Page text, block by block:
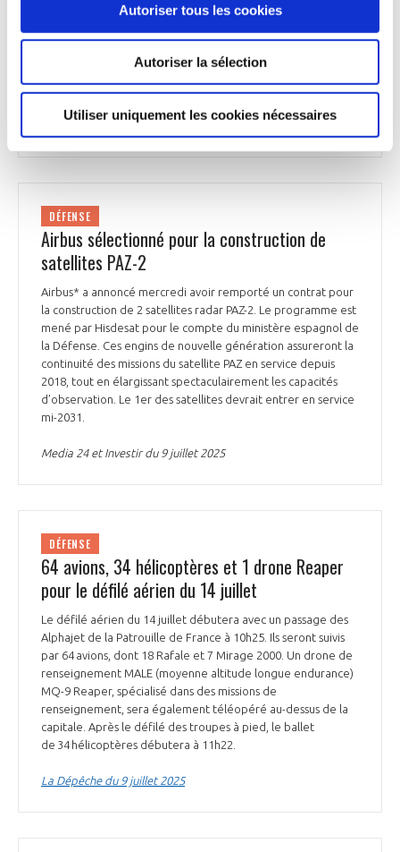
Autoriser tous les cookies
Autoriser la sélection
Utiliser uniquement les cookies nécessaires
engagés à acquérir 21 systèmes, dont 63 drones. Le
ministère des Armées s'interroge sur l'adéquation de ce
drone avec le besoin opérationnel de 2030-2035, explique-t-
l'été.
La Tribune du 9 juillet 2025
DÉFENSE
Airbus sélectionné pour la construction de
satellites PAZ-2
Airbus* a annoncé mercredi avoir remporté un contrat pour
la construction de 2 satellites radar PAZ-2. Le programme est
mené par Hisdesat pour le compte du ministère espagnol de
la Défense. Ces engins de nouvelle génération assureront la
continuité des missions du satellite PAZ en service depuis
2018, tout en élargissant spectaculairement les capacités
d’observation. Le 1er des satellites devrait entrer en service
mi-2031.
Media 24 et Investir du 9 juillet 2025
DÉFENSE
64 avions, 34 hélicoptères et 1 drone Reaper
pour le défilé aérien du 14 juillet
Le défilé aérien du 14 juillet débutera avec un passage des
Alphajet de la Patrouille de France à 10h25. Ils seront suivis
par 64 avions, dont 18 Rafale et 7 Mirage 2000. Un drone de
renseignement MALE (moyenne altitude longue endurance)
MQ-9 Reaper, spécialisé dans des missions de
renseignement, sera également téléopéré au-dessus de la
capitale. Après le défilé des troupes à pied, le ballet
de 34 hélicoptères débutera à 11h22.
La Dépêche du 9 juillet 2025